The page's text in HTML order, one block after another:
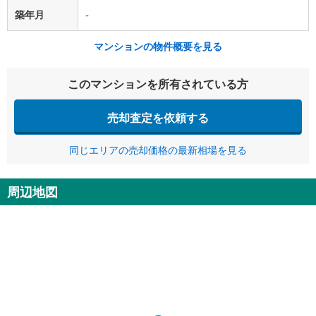
築年月 -
マンションの物件概要を見る
このマンションを所有されている方
売却査定を依頼する
同じエリアの売却価格の最新相場を見る
周辺地図